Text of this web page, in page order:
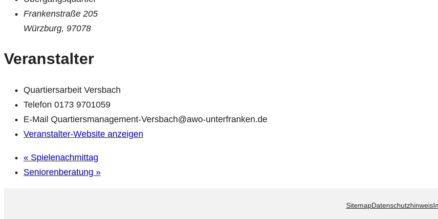
Frankenstraße 205
Würzburg, 97078
Veranstalter
Quartiersarbeit Versbach
Telefon 0173 9701059
E-Mail Quartiersmanagement-Versbach@awo-unterfranken.de
Veranstalter-Website anzeigen
« Spielenachmittag
Seniorenberatung »
SitemapDatenschutzhinweis